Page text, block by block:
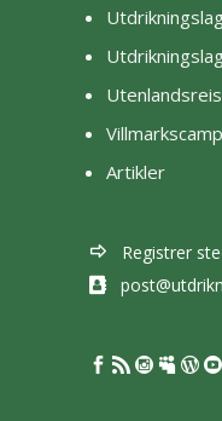
Artikler
Registrer